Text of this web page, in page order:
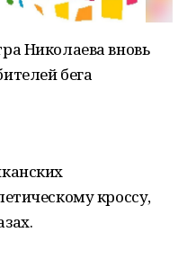
Николаева вновь
бега
кроссу,